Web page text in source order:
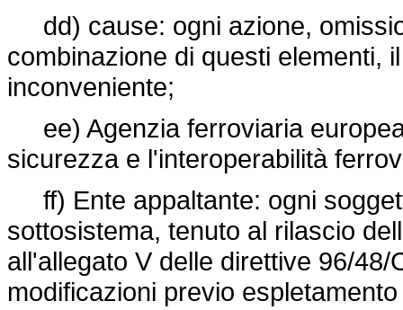
dd) cause: ogni azione,
combinazione di questi elementi,
inconveniente;
ee) Agenzia ferroviaria
sicurezza e l'interoperabilità
ff) Ente appaltante: ogni
sottosistema, tenuto al rilascio
all'allegato V delle direttive 96/
modificazioni previo